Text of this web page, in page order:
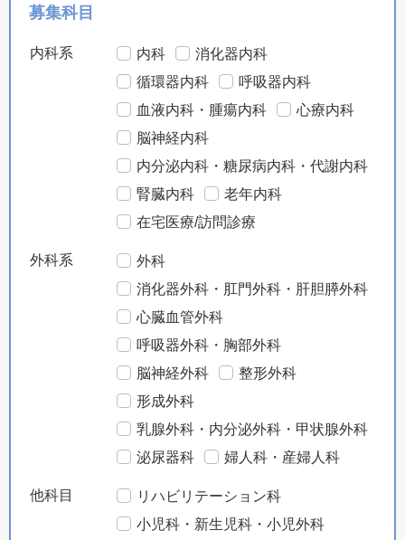
募集科目
内科系 内科
消化器内科
循環器内科
呼吸器内科
血液内科・腫瘍内科
心療内科
脳神経内科
内分泌内科・糖尿病内科・代謝内科
腎臓内科
老年内科
在宅医療/訪問診療
外科系
外科
消化器外科・肛門外科・肝胆膵外科
心臓血管外科
呼吸器外科・胸部外科
脳神経外科
整形外科
形成外科
乳腺外科・内分泌外科・甲状腺外科
泌尿器科
婦人科・産婦人科
他科目
リハビリテーション科
小児科・新生児科・小児外科